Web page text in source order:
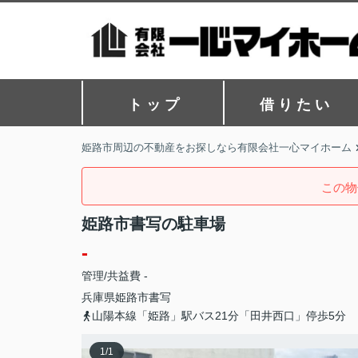
ト ッ プ 借 り た い
姫路市周辺の不動産をお探しなら有限会社一心マイホーム
この
姫路市書写の駐車場
-
管理/共益費 -
兵庫県姫路市書写
山陽本線「姫路」駅バス21分「田井西口」停歩5分
1/1